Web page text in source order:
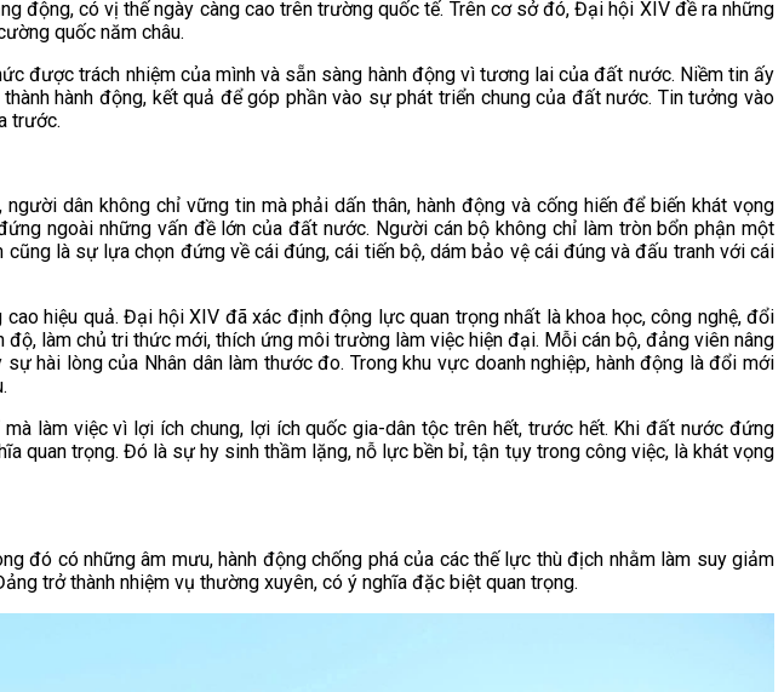
động, có vị thế ngày càng cao trên trường quốc tế. Trên cơ sở đó, Đại hội XIV đề ra những
quốc năm châu.
được trách nhiệm của mình và sẵn sàng hành động vì tương lai của đất nước. Niềm tin ấy
hành động, kết quả để góp phần vào sự phát triển chung của đất nước. Tin tưởng vào
trước.
dân không chỉ vững tin mà phải dấn thân, hành động và cống hiến để biến khát vọng
ngoài những vấn đề lớn của đất nước. Người cán bộ không chỉ làm tròn bổn phận một
là sự lựa chọn đứng về cái đúng, cái tiến bộ, dám bảo vệ cái đúng và đấu tranh với cái
hiệu quả. Đại hội XIV đã xác định động lực quan trọng nhất là khoa học, công nghệ, đổi
làm chủ tri thức mới, thích ứng môi trường làm việc hiện đại. Mỗi cán bộ, đảng viên nâng
hài lòng của Nhân dân làm thước đo. Trong khu vực doanh nghiệp, hành động là đổi mới
làm việc vì lợi ích chung, lợi ích quốc gia-dân tộc trên hết, trước hết. Khi đất nước đứng
quan trọng. Đó là sự hy sinh thầm lặng, nỗ lực bền bỉ, tận tụy trong công việc, là khát vọng
đó có những âm mưu, hành động chống phá của các thế lực thù địch nhằm làm suy giảm
trở thành nhiệm vụ thường xuyên, có ý nghĩa đặc biệt quan trọng.